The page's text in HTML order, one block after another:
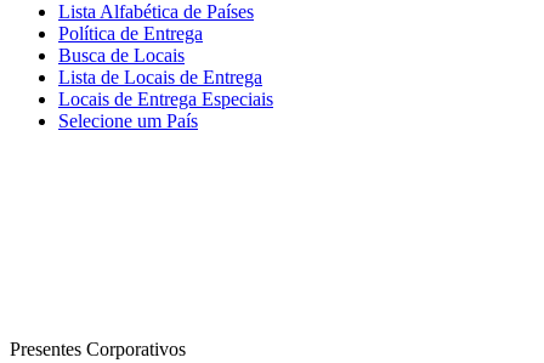
Lista Alfabética de Países
Política de Entrega
Busca de Locais
Lista de Locais de Entrega
Locais de Entrega Especiais
Selecione um País
Presentes Corporativos